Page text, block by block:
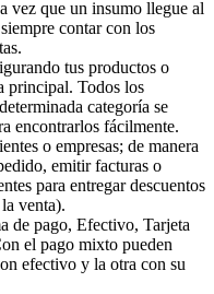
vez que un insumo llegue al
contar con los
tus productos o
principal. Todos los
categoría se
encontrarlos fácilmente.
o empresas; de manera
emitir facturas o
para entregar descuentos
venta).
de pago, Efectivo, Tarjeta
el pago mixto pueden
efectivo y la otra con su